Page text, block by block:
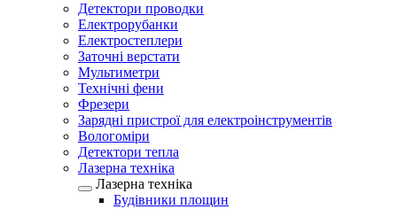
Детектори проводки
Електрорубанки
Електростеплери
Заточні верстати
Мультиметри
Технічні фени
Фрезери
Зарядні пристрої для електроінструментів
Вологоміри
Детектори тепла
Лазерна техніка
Лазерна техніка
Будівники площин